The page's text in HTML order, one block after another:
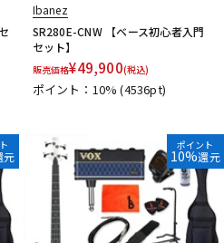
Ibanez
SR280E-CNW 【ベース初心者入門
セット】
販売価格¥49,900(税込)
ポイント：10%(4536pt)
元
ポイント
10%還元